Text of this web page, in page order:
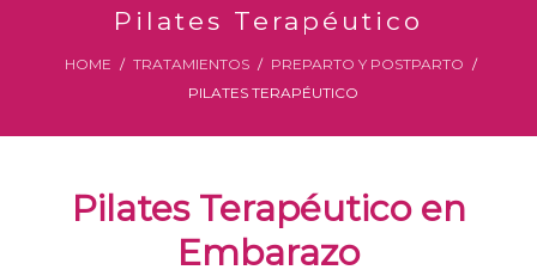
TRATAMIENTOS
CONTACTO
EQUIPO
Pilates Terapéutico
HOME TRATAMIENTOS
PREPARTO Y POSTPARTO
PILATES TERAPÉUTICO
Pilates Terapéutico en
Embarazo